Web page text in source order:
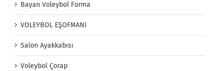
Bayan Voleybol Forma
VOLEYBOL EŞOFMANI
Salon Ayakkabısı
Voleybol Çorap